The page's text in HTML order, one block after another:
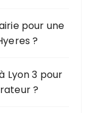
pour une
?
Lyon 3 pour
?